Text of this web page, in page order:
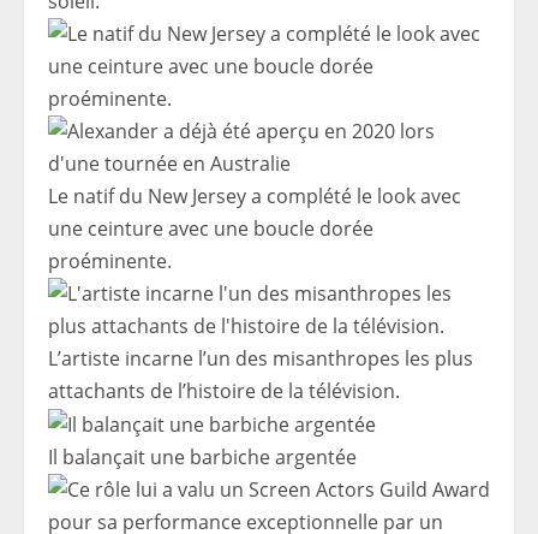
Le natif du New Jersey a complété le look avec
une ceinture avec une boucle dorée
proéminente.
L’artiste incarne l’un des misanthropes les plus
attachants de l’histoire de la télévision.
Il balançait une barbiche argentée